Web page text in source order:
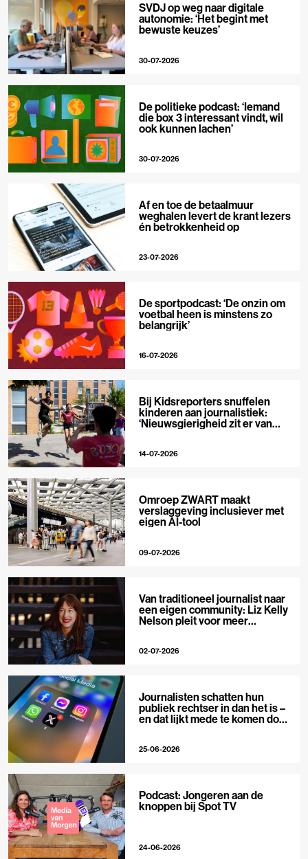
SVDJ op weg naar digitale
autonomie: ‘Het begint met
bewuste keuzes’
30-07-2026
De politieke podcast: ‘Iemand
die box 3 interessant vindt, wil
ook kunnen lachen’
30-07-2026
Af en toe de betaalmuur
weghalen levert de krant lezers
én betrokkenheid op
23-07-2026
De sportpodcast: ‘De onzin om
voetbal heen is minstens zo
belangrijk’
16-07-2026
Bij Kidsreporters snuffelen
kinderen aan journalistiek:
‘Nieuwsgierigheid zit er van
14-07-2026
Omroep ZWART maakt
verslaggeving inclusiever met
eigen AI-tool
09-07-2026
Van traditioneel journalist naar
een eigen community: Liz Kelly
Nelson pleit voor meer
02-07-2026
Journalisten schatten hun
publiek rechtser in dan het is –
en dat lijkt mede te komen door
25-06-2026
Podcast: Jongeren aan de
knoppen bij Spot TV
24-06-2026